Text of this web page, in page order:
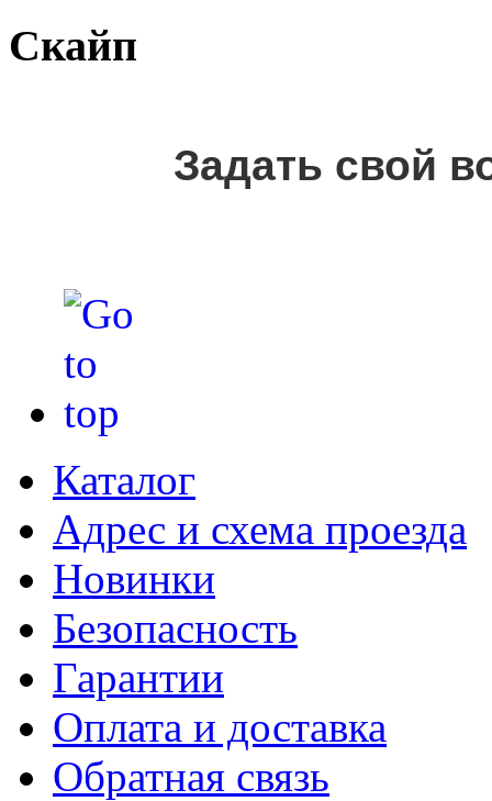
Скайп
Задать свой
Каталог
Адрес и схема проезда
Новинки
Безопасность
Гарантии
Оплата и доставка
Обратная связь